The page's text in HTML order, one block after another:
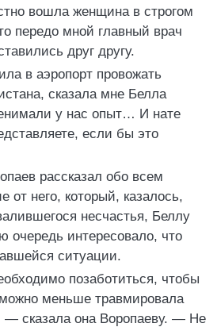
вошла женщина в строгом
передо мной главный врач
друг другу.
в аэропорт провожать
сказала мне Белла
у нас опыт… И нате
если бы это
рассказал обо всем
от него, который, казалось,
несчастья, Беллу
очередь интересовало, что
ситуации.
позаботиться, чтобы
можно меньше травмировала
сказала она Воропаеву. — Не